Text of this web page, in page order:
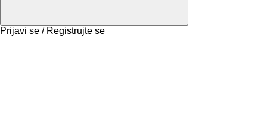
Prijavi se / Registrujte se